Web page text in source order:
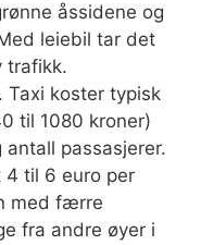
åssidene og
leiebil tar det
trafikk.
Taxi koster typisk
til 1080 kroner)
passasjerer.
4 til 6 euro per
med færre
fra andre øyer i